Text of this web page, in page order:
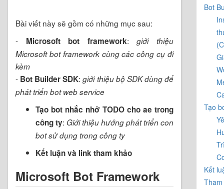
Bài viết này sẽ gồm có những mục sau:
- Microsoft bot framework:giới thiệu
Microsoft bot framework cùng các công cụ đi
kèm
- Bot Builder SDK:giới thiệu bộ SDK dùng để
phát triển bot web service
Tạo bot nhắc nhở TODO cho ae trong
công ty: Giới thiệu hướng phát triển con
bot sử dụng trong công ty
Kết luận và link tham khảo
Microsoft Bot Framework
Bot
Tạo
Kết